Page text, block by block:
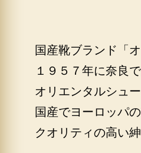
国産靴ブランド「
１９５７年に奈良
オリエンタルシュ
国産でヨーロッパ
クオリティの高い